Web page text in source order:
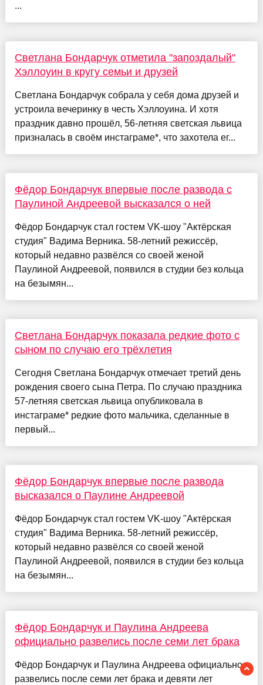
...
Светлана Бондарчук отметила "запоздалый"
Хэллоуин в кругу семьи и друзей
Светлана Бондарчук собрала у себя дома друзей и
устроила вечеринку в честь Хэллоуина. И хотя
праздник давно прошёл, 56-летняя светская львица
призналась в своём инстаграме*, что захотела ег...
Фёдор Бондарчук впервые после развода с
Паулиной Андреевой высказался о ней
Фёдор Бондарчук стал гостем VK-шоу "Актёрская
студия" Вадима Верника. 58-летний режиссёр,
который недавно развёлся со своей женой
Паулиной Андреевой, появился в студии без кольца
на безымян...
Светлана Бондарчук показала редкие фото с
сыном по случаю его трёхлетия
Сегодня Светлана Бондарчук отмечает третий день
рождения своего сына Петра. По случаю праздника
57-летняя светская львица опубликовала в
инстаграме* редкие фото мальчика, сделанные в
первый...
Фёдор Бондарчук впервые после развода
высказался о Паулине Андреевой
Фёдор Бондарчук стал гостем VK-шоу "Актёрская
студия" Вадима Верника. 58-летний режиссёр,
который недавно развёлся со своей женой
Паулиной Андреевой, появился в студии без кольца
на безымян...
Фёдор Бондарчук и Паулина Андреева
официально развелись после семи лет брака
Фёдор Бондарчук и Паулина Андреева официально
развелись после семи лет брака и девяти лет